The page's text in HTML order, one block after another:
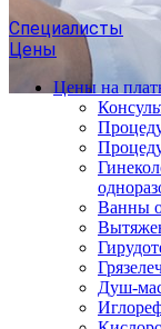
Специалисты
Цены
Цены на
Ванны
Душ-